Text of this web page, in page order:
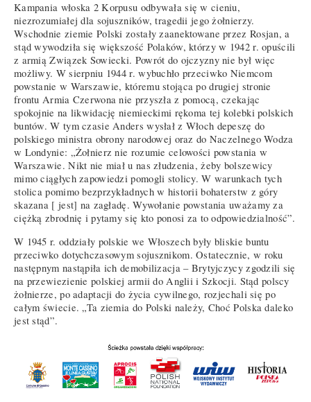
Kampania włoska 2 Korpusu odbywała się w cieniu,
niezrozumiałej dla sojuszników, tragedii jego żołnierzy.
Wschodnie ziemie Polski zostały zaanektowane przez Rosjan, a
stąd wywodziła się większość Polaków, którzy w 1942 r. opuścili
z armią Związek Sowiecki. Powrót do ojczyzny nie był więc
możliwy. W sierpniu 1944 r. wybuchło przeciwko Niemcom
powstanie w Warszawie, któremu stojąca po drugiej stronie
frontu Armia Czerwona nie przyszła z pomocą, czekając
spokojnie na likwidację niemieckimi rękoma tej kolebki polskich
buntów. W tym czasie Anders wysłał z Włoch depeszę do
polskiego ministra obrony narodowej oraz do Naczelnego Wodza
w Londynie: „Żołnierz nie rozumie celowości powstania w
Warszawie. Nikt nie miał u nas złudzenia, żeby bolszewicy
mimo ciągłych zapowiedzi pomogli stolicy. W warunkach tych
stolica pomimo bezprzykładnych w historii bohaterstw z góry
skazana [ jest] na zagładę. Wywołanie powstania uważamy za
ciężką zbrodnię i pytamy się kto ponosi za to odpowiedzialność”.
W 1945 r. oddziały polskie we Włoszech były bliskie buntu
przeciwko dotychczasowym sojusznikom. Ostatecznie, w roku
następnym nastąpiła ich demobilizacja – Brytyjczycy zgodzili się
na przewiezienie polskiej armii do Anglii i Szkocji. Stąd polscy
żołnierze, po adaptacji do życia cywilnego, rozjechali się po
całym świecie. „Ta ziemia do Polski należy, Choć Polska daleko
jest stąd”.